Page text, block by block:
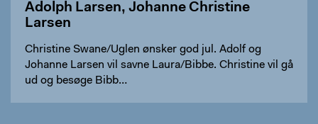
Adolph Larsen, Johanne Christine
Larsen
Christine Swane/Uglen ønsker god jul. Adolf og
Johanne Larsen vil savne Laura/Bibbe. Christine vil gå
ud og besøge Bibb…